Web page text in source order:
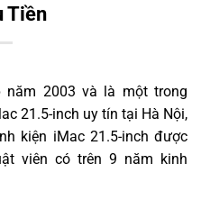
Tiền
năm 2003 và là một trong
21.5-inch uy tín tại Hà Nội,
kiện iMac 21.5-inch được
viên có trên 9 năm kinh